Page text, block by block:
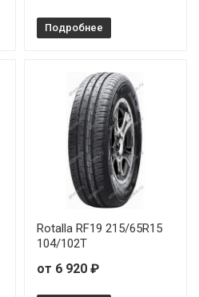
Подробнее
Rotalla RF19 215/65R15
104/102T
от 6 920 ₽